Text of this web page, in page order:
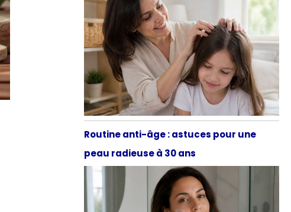
Routine anti-âge : astuces pour une
peau radieuse à 30 ans